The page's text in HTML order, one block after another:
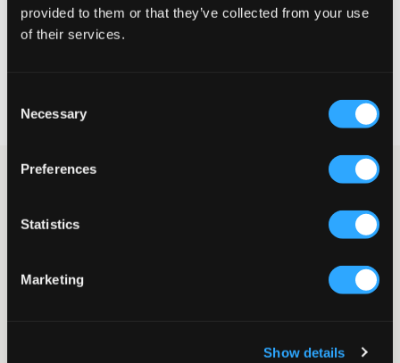
provided to them or that they’ve collected from your use
of their services.
Selection
Necessary
Preferences
Statistics
Marketing
Show details
Leverans2-4 vardagar
Vit klänning från RYVLS med dekorativ knyte och resår i midjan.
Volanger